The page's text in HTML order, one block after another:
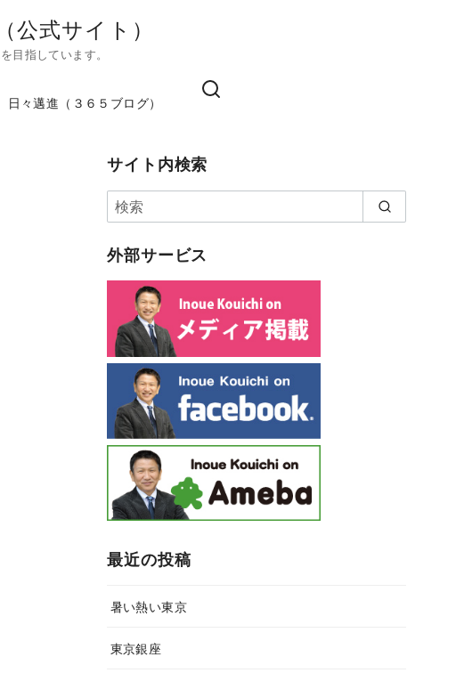
式サイト）
目指しています。
日々邁進（３６５ブログ）
サイト内検索
外部サービス
最近の投稿
暑い熱い東京
東京銀座